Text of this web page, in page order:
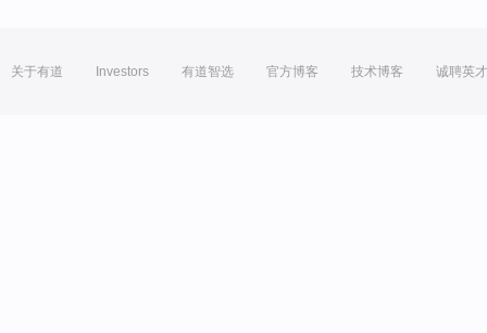
关于有道 Investors 有道智选 官方博客 技术博客 诚聘英才